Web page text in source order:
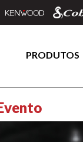
PRODUTOS